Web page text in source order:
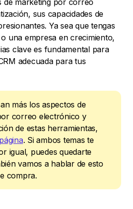
de marketing por correo
sus capacidades de
Ya sea que tengas
una empresa en crecimiento,
clave es fundamental para
adecuada para tus
más los aspectos de
correo electrónico y
de estas herramientas,
. Si ambos temas te
igual, puedes quedarte
vamos a hablar de esto
compra.